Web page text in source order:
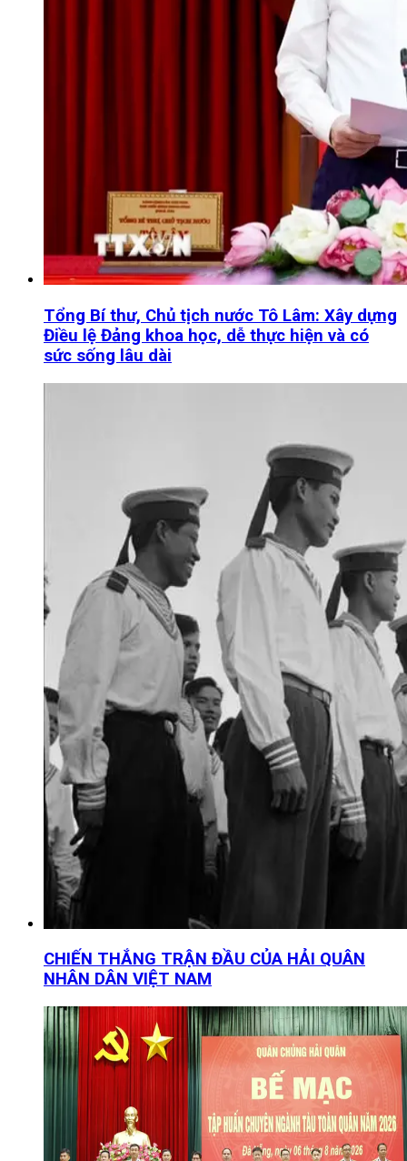
Tổng Bí thư, Chủ tịch nước Tô Lâm: Xây dựng
Điều lệ Đảng khoa học, dễ thực hiện và có
sức sống lâu dài
CHIẾN THẮNG TRẬN ĐẦU CỦA HẢI QUÂN
NHÂN DÂN VIỆT NAM